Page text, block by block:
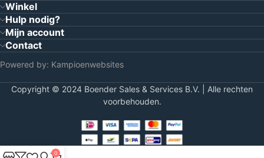
Services bent u verzekerd van containers die aan de hoogste
normen voldoen.
Neem vandaag nog contact met ons op voor meer informatie of een
Zeecontainer kopen
hoogwaardige zeecontainers. Of u nu op zoek bent naar een nieuwe
of gebruikte zeecontainer voor transport, opslag, of andere
toepassingen, wij bieden een breed assortiment aan dat voldoet aan
Winkel
Hulp nodig?
Mijn account
Contact
Powered by: Kampioenwebsites
Copyright © 2024 Boender Sales & Services B.V. | Alle rechten
voorbehouden.
0